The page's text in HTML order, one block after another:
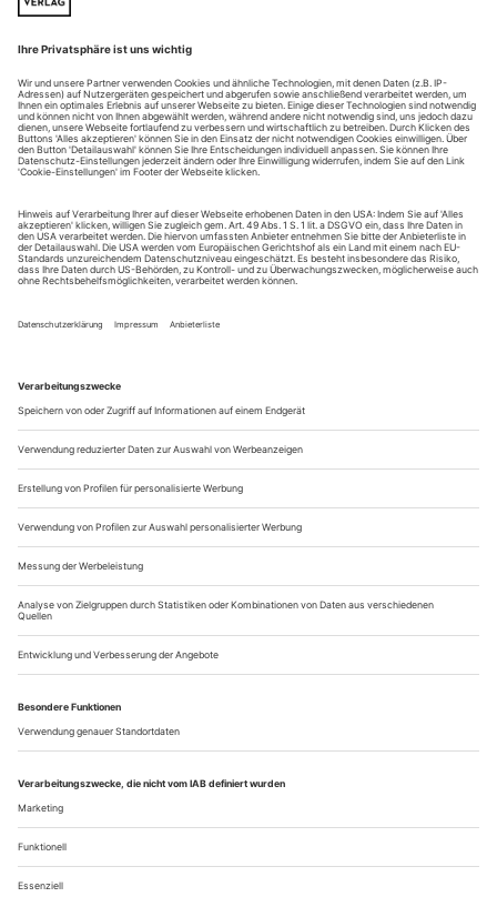
Die Bühne stellt das aufgeschnittene Untere eines
Schiffsrumpfs dar, oder eine sehr große Halfpipe. Nicht
einfach, da hineinzurutschen; noch schwerer, wieder
herauszukommen. Von oben, vom Rand aus, ist es ein
Abgrund. Mit Michael Thalheimers Konzept für seinen
«Macbeth» an der Opera Vlaanderen hat das zu tun, insofern
Henrik Ahrs streng geteilter Raum eine rigide...
Zurück zu den Wurzeln
Magdalena Kožená nimmt sich Werke von Benedetto Marcello,
Leonardo Leo, Francesco Gasparini und Händel vor
Magdalena Kožená begann ihre Karriere im Bereich der Alten
Archiv Produktion der Deutschen Grammophon
demonstrierte sie mit Arien Johann Sebastian Bachs
eindrucksvoll, wie mühelos sie zwischen Alt- und Sopranlage
hin- und herwechseln, «Erbarme dich» so eindringlich singen
konnte wie «Zerfließe, mein Herze»....
Flucht nach vorn
Schostakowitsch: Moskau, Tscherjomuschki
Hamburg | Staatsoper | Opera stabile
Kein Wunder, dass Dmitri Schostakowitsch anno 1959 bei der
Moskauer Uraufführung seiner einzigen Operette keinerlei
Probleme mit der Zensur in seiner sowjetrussischen Heimat
bekam, wie es in der für ihn brandgefährlichen Stalin-Ära
noch der Fall gewesen war. «Moskau, Tscherjomuschki» ist
Ausfluss der von Chruschtschow eingeleiteten «Tauwetter»-
Periode, die eine...
Über uns Kontakt Kritikerumfrage Newsletter